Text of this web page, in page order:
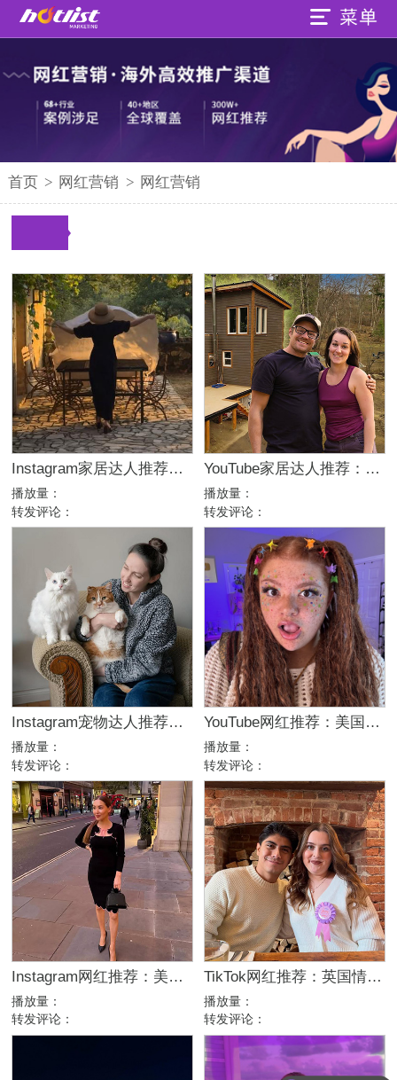
首页 > 网红营销 > 网红营销
Instagram家居达人推荐：法国庄园生活博主，高端品牌合作优选
播放量：
转发评论：
YouTube家居达人推荐：加拿大DIY建筑生活kol博主
播放量：
转发评论：
Instagram宠物达人推荐：加拿大猫咪生活博主，适合宠物品牌合作
播放量：
转发评论：
YouTube网红推荐：美国生活方式Vlog博主，200万粉家庭达人合作
播放量：
转发评论：
Instagram网红推荐：美国美妆护肤博主，46万粉幽默科普达人合作
播放量：
转发评论：
TikTok网红推荐：英国情侣生活旅行博主，互动挑战达人合作
播放量：
转发评论：